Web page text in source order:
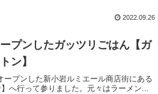
2022.09.26
プンしたガッツリごはん【ガ
ン】
ープンした新小岩ルミエール商店街にある
】へ行って参りました。元々はラーメン...